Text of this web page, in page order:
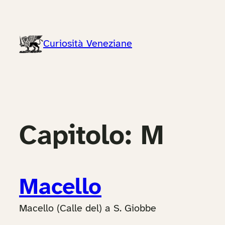
contenutoCuriosità Veneziane
Capitolo: M
Macello
Macello (Calle del) a S. Giobbe